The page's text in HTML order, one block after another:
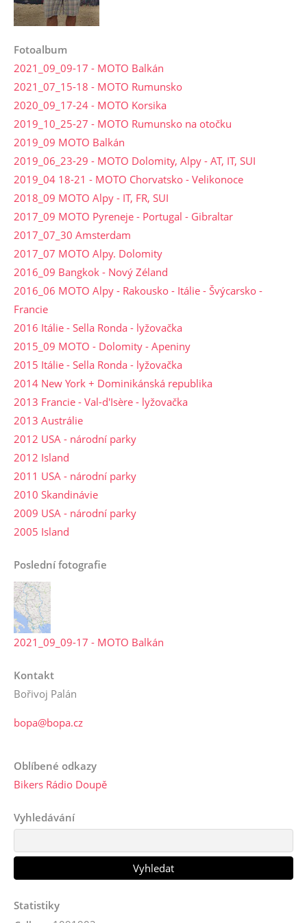
Fotoalbum
2021_09_09-17 - MOTO Balkán
2021_07_15-18 - MOTO Rumunsko
2020_09_17-24 - MOTO Korsika
2019_10_25-27 - MOTO Rumunsko na otočku
2019_09 MOTO Balkán
2019_06_23-29 - MOTO Dolomity, Alpy - AT, IT, SUI
2019_04 18-21 - MOTO Chorvatsko - Velikonoce
2018_09 MOTO Alpy - IT, FR, SUI
2017_09 MOTO Pyreneje - Portugal - Gibraltar
2017_07_30 Amsterdam
2017_07 MOTO Alpy. Dolomity
2016_09 Bangkok - Nový Zéland
2016_06 MOTO Alpy - Rakousko - Itálie - Švýcarsko -
Francie
2016 Itálie - Sella Ronda - lyžovačka
2015_09 MOTO - Dolomity - Apeniny
2015 Itálie - Sella Ronda - lyžovačka
2014 New York + Dominikánská republika
2013 Francie - Val-d'Isère - lyžovačka
2013 Austrálie
2012 USA - národní parky
2012 Island
2011 USA - národní parky
2010 Skandinávie
2009 USA - národní parky
2005 Island
Poslední fotografie
2021_09_09-17 - MOTO Balkán
Kontakt
Bořivoj Palán
bopa@bopa.cz
Oblíbené odkazy
Bikers Rádio Doupě
Vyhledávání
Statistiky